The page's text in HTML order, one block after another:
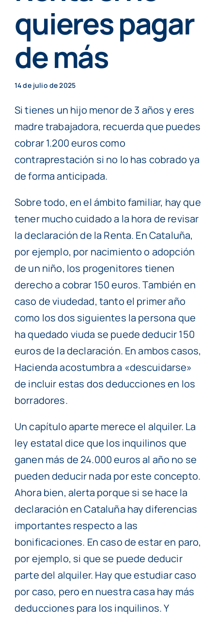
Contenidos
quieres pagar
de más
14 de julio de 2025
Si tienes un hijo menor de 3 años y eres
madre trabajadora, recuerda que puedes
cobrar 1.200 euros como
contraprestación si no lo has cobrado ya
de forma anticipada.
Sobre todo, en el ámbito familiar, hay que
tener mucho cuidado a la hora de revisar
la declaración de la Renta. En Cataluña,
por ejemplo, por nacimiento o adopción
de un niño, los progenitores tienen
derecho a cobrar 150 euros. También en
caso de viudedad, tanto el primer año
como los dos siguientes la persona que
ha quedado viuda se puede deducir 150
euros de la declaración. En ambos casos,
Hacienda acostumbra a «descuidarse»
de incluir estas dos deducciones en los
borradores.
Un capítulo aparte merece el alquiler. La
ley estatal dice que los inquilinos que
ganen más de 24.000 euros al año no se
pueden deducir nada por este concepto.
Ahora bien, alerta porque si se hace la
declaración en Cataluña hay diferencias
importantes respecto a las
bonificaciones. En caso de estar en paro,
por ejemplo, si que se puede deducir
parte del alquiler. Hay que estudiar caso
por caso, pero en nuestra casa hay más
deducciones para los inquilinos. Y